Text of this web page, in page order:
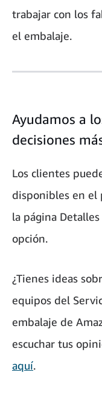
trabajar con los
el embalaje.
Ayudamos a
decisiones
Los clientes
disponibles en el
la página
opción.
¿Tienes ideas
equipos del
embalaje de
escuchar tus
aquí.